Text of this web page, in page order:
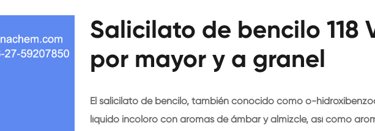
Salicilato de bencilo 118
por mayor y a granel
El salicilato de bencilo, también conocido como o-
líquido incoloro con aromas de ámbar y almizcle, así como